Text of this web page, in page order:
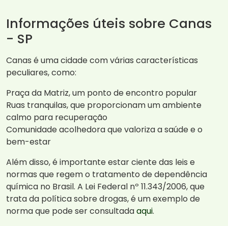
Informações úteis sobre Canas
- SP
Canas é uma cidade com várias características
peculiares, como:
Praça da Matriz, um ponto de encontro popular
Ruas tranquilas, que proporcionam um ambiente
calmo para recuperação
Comunidade acolhedora que valoriza a saúde e o
bem-estar
Além disso, é importante estar ciente das leis e
normas que regem o tratamento de dependência
química no Brasil. A Lei Federal nº 11.343/2006, que
trata da política sobre drogas, é um exemplo de
norma que pode ser consultadaaqui.